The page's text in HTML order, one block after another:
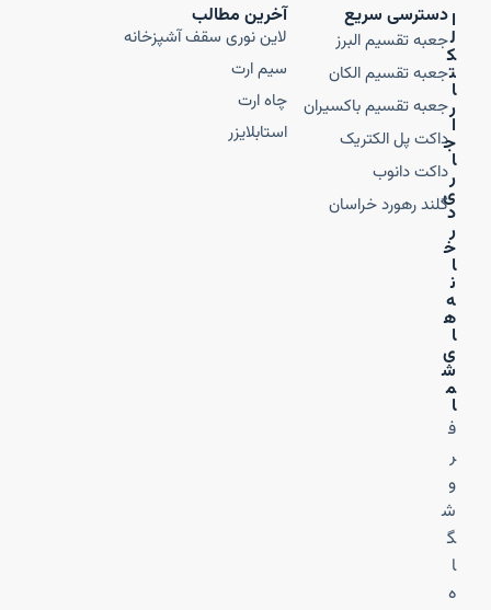
ا
ل
ک
ت
ا
ر
ا
ج
ا
ر
ی
د
ر
خ
ا
ن
ه‌
ه
ا
ی
ش
م
ا
ف
ر
و
ش
گ
ا
ه
دسترسی سریع
جعبه تقسیم البرز
جعبه تقسیم الکان
جعبه تقسیم باکسیران
داکت پل الکتریک
داکت دانوب
گلند رهورد خراسان
آخرین مطالب
لاین نوری سقف آشپزخانه
سیم ارت
چاه ارت
استابلایزر